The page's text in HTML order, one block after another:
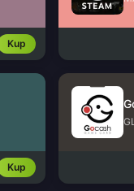
Kup
Kup